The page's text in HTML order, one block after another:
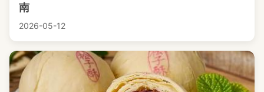
南
2026-05-12